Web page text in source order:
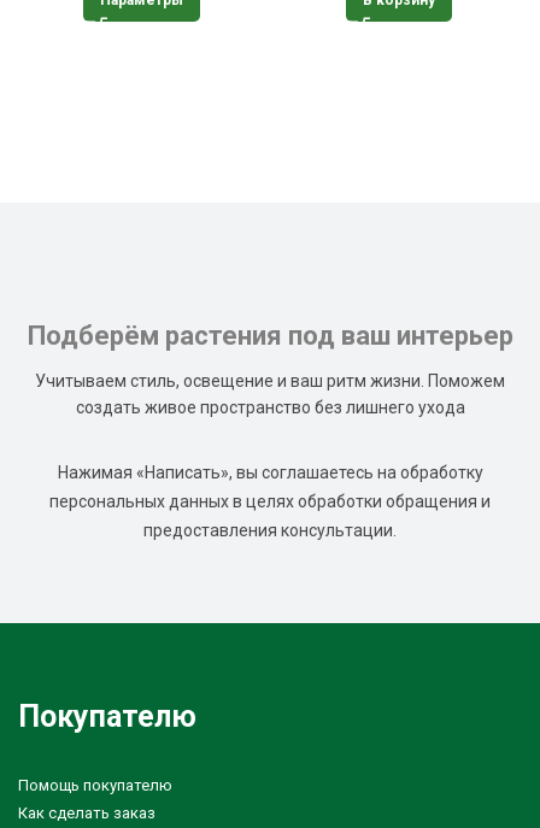
Подберём растения под ваш интерьер
Учитываем стиль, освещение и ваш ритм жизни. Поможем
создать живое пространство без лишнего ухода
Нажимая «Написать», вы соглашаетесь на обработку
персональных данных в целях обработки обращения и
предоставления консультации.
Покупателю
Помощь покупателю
Как сделать заказ